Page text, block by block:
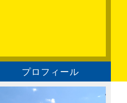
プロフィール